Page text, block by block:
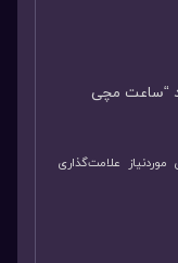
“ساعت مچی
علامت‌گذاری